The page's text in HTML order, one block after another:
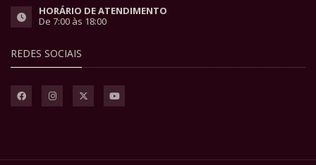
HORÁRIO DE ATENDIMENTO
De 7:00 às 18:00
REDES SOCIAIS